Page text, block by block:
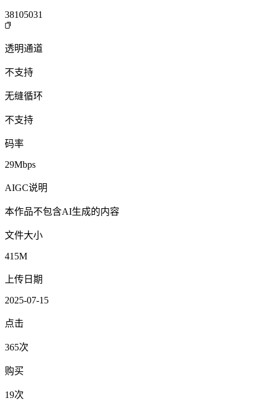
38105031
透明通道
不支持
无缝循环
不支持
码率
29Mbps
AIGC说明
本作品不包含AI生成的内容
文件大小
415M
上传日期
2025-07-15
点击
365次
购买
19次